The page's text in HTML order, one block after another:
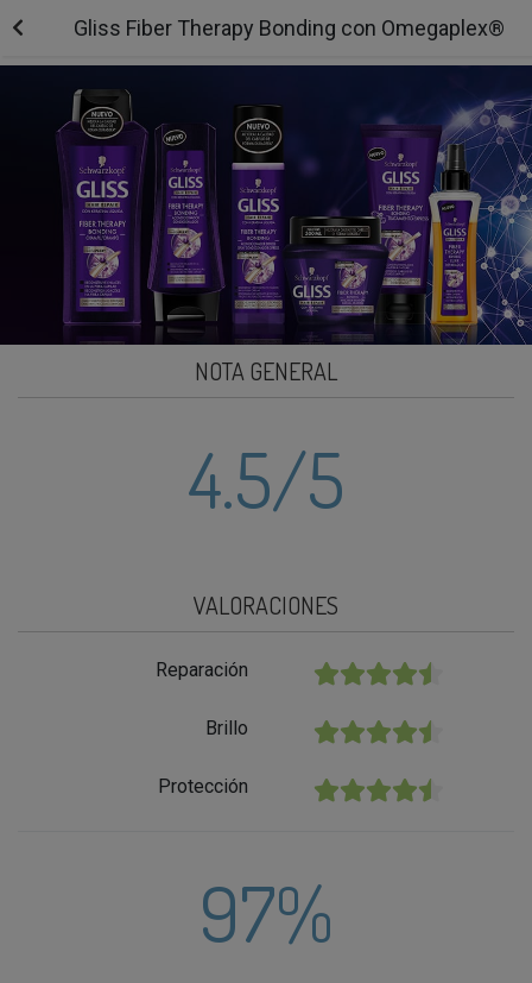
Gliss Fiber Therapy Bonding con Omegaplex®
NOTA GENERAL
4.5/5
VALORACIONES
Reparación ★★★★★
Brillo ★★★★★
Protección ★★★★★
97%